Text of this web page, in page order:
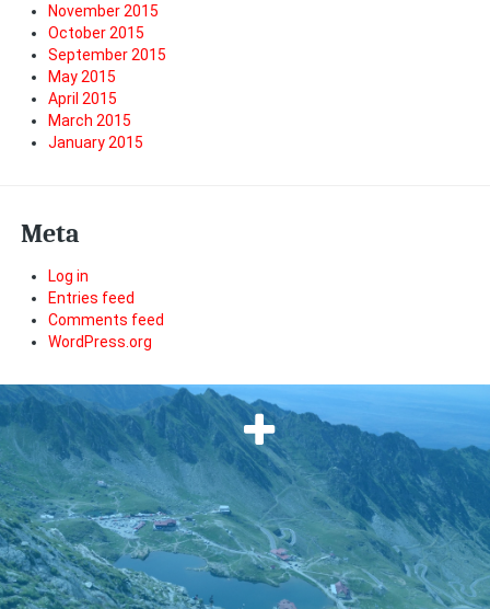
November 2015
October 2015
September 2015
May 2015
April 2015
March 2015
January 2015
Meta
Log in
Entries feed
Comments feed
WordPress.org